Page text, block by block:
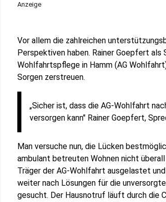
Anzeige
Vor allem die zahlreichen
Perspektiven haben. Rainer Goepfert
Wohlfahrtspflege in Hamm (AG
Sorgen zerstreuen.
„Sicher ist, dass die AG-Wohlfahrt
versorgen kann" Rainer Goepfert,
Man versuche nun, die Lücken
ambulant betreuten Wohnen nicht
Träger der AG-Wohlfahrt ausgelastet
weiter nach Lösungen für die
gesucht. Der Hausnotruf läuft durch die